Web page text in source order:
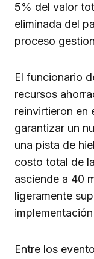
5% del valor
eliminada del
proceso
El funcionario
recursos
reinvirtieron en
garantizar un
una pista de
costo total de
asciende a 40
ligeramente
Entre los